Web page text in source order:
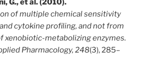
G., et al. (2010).
of multiple chemical sensitivity
cytokine profiling, and not from
xenobiotic-metabolizing enzymes.
Pharmacology, 248(3), 285–